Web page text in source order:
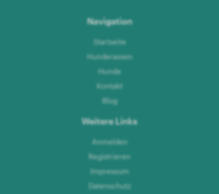
Navigation
Startseite
Hunderassen
Hunde
Kontakt
Blog
Weitere Links
Anmelden
Registrieren
Impressum
Datenschutz